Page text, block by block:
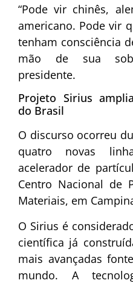
“Pode vir chinês,
americano. Pode vir
tenham consciência
mão de sua
presidente.
Projeto Sirius
do Brasil
O discurso ocorreu
quatro novas
acelerador de
Centro Nacional de
Materiais, em
O Sirius é
científica já
mais avançadas
mundo. A